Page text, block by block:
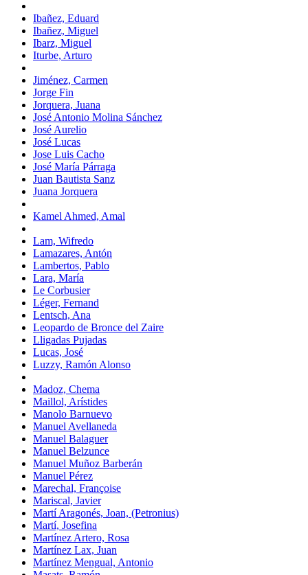
Ibañez, Eduard
Ibañez, Miguel
Ibarz, Miguel
Iturbe, Arturo
Jiménez, Carmen
Jorge Fin
Jorquera, Juana
José Antonio Molina Sánchez
José Aurelio
José Lucas
Jose Luis Cacho
José María Párraga
Juan Bautista Sanz
Juana Jorquera
Kamel Ahmed, Amal
Lam, Wifredo
Lamazares, Antón
Lambertos, Pablo
Lara, María
Le Corbusier
Léger, Fernand
Lentsch, Ana
Leopardo de Bronce del Zaire
Lligadas Pujadas
Lucas, José
Luzzy, Ramón Alonso
Madoz, Chema
Maillol, Arístides
Manolo Barnuevo
Manuel Avellaneda
Manuel Balaguer
Manuel Belzunce
Manuel Muñoz Barberán
Manuel Pérez
Marechal, Françoise
Mariscal, Javier
Martí Aragonés, Joan, (Petronius)
Martí, Josefina
Martínez Artero, Rosa
Martínez Lax, Juan
Martínez Mengual, Antonio